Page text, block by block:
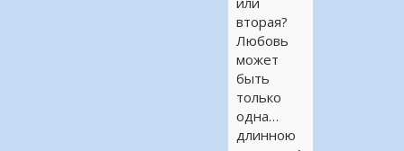
вторая?
Любовь
может
быть
только
одна…
длинною